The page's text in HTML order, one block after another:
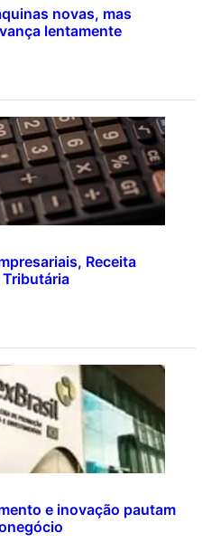
novas, mas
lentamente
Receita
e inovação pautam